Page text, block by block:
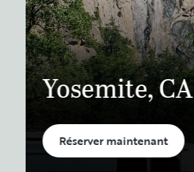
Yosemite, CA
Réserver maintenant